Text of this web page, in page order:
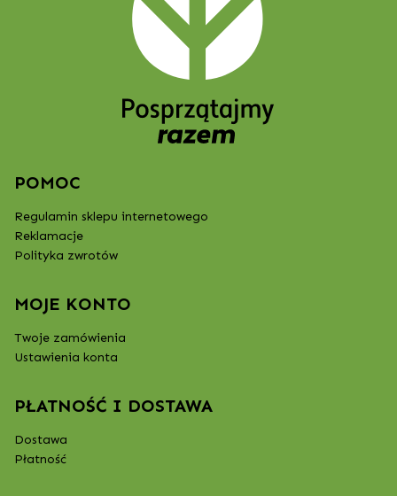
POMOC
Regulamin sklepu internetowego
Reklamacje
Polityka zwrotów
MOJE KONTO
Twoje zamówienia
Ustawienia konta
PŁATNOŚĆ I DOSTAWA
Dostawa
Płatność